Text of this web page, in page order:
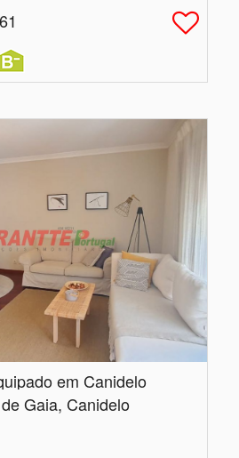
em Canidelo
Gaia, Canidelo